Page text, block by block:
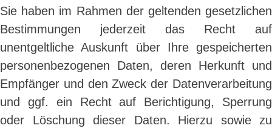
Sie haben im Rahmen der geltenden gesetzlichen
Bestimmungen jederzeit das Recht auf
unentgeltliche Auskunft über Ihre gespeicherten
personenbezogenen Daten, deren Herkunft und
Empfänger und den Zweck der Datenverarbeitung
und ggf. ein Recht auf Berichtigung, Sperrung
oder Löschung dieser Daten. Hierzu sowie zu